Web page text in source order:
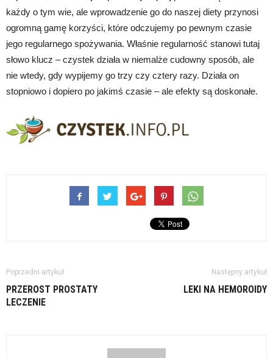
każdy o tym wie, ale wprowadzenie go do naszej diety przynosi
ogromną gamę korzyści, które odczujemy po pewnym czasie
jego regularnego spożywania. Właśnie regularność stanowi tutaj
słowo klucz – czystek działa w niemalże cudowny sposób, ale
nie wtedy, gdy wypijemy go trzy czy cztery razy. Działa on
stopniowo i dopiero po jakimś czasie – ale efekty są doskonałe.
Poprzedni artykuł
PRZEROST PROSTATY
LECZENIE
Następny artykuł
LEKI NA HEMOROIDY